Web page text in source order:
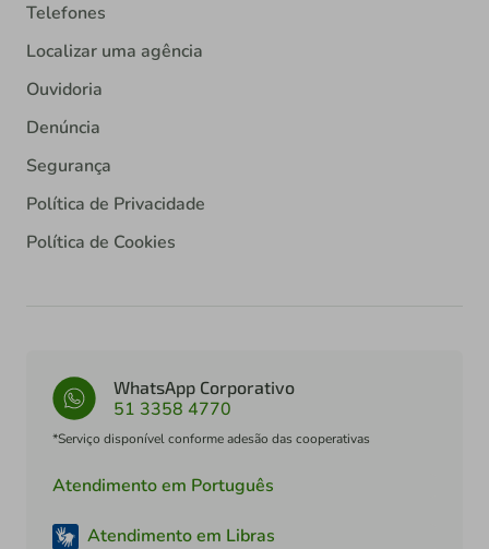
Telefones
Localizar uma agência
Ouvidoria
Denúncia
Segurança
Política de Privacidade
Política de Cookies
WhatsApp Corporativo
51 3358 4770
*Serviço disponível conforme adesão das cooperativas
Atendimento em Português
Atendimento em Libras